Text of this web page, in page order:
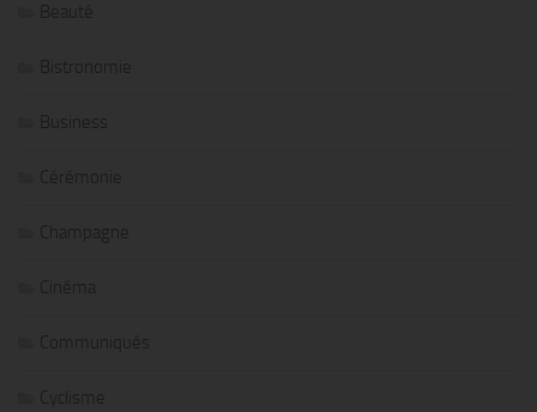
Beauté
Bistronomie
Business
Cérémonie
Champagne
Cinéma
Communiqués
Cyclisme